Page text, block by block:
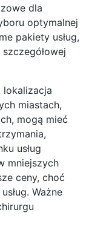
dla
optymalnej
pakiety usług,
miastach,
mogą mieć
usług
mniejszych
ceny, choć
Ważne